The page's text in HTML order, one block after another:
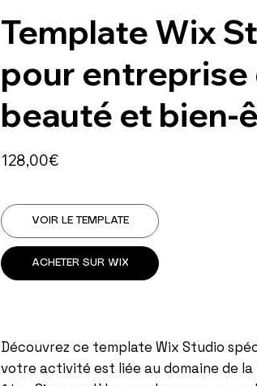
Template Wix
pour entreprise
beauté et bien-
128,00€
VOIR LE TEMPLATE
ACHETER SUR WIX
Découvrez ce template Wix Studio
votre activité est liée au domaine de